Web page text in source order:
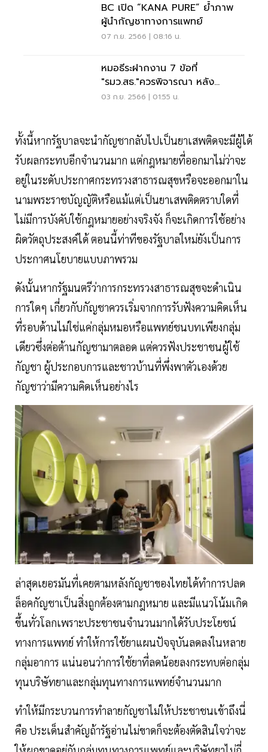
BC เปิด “KANA PURE” ย้ำภาพ
ผู้นำกัญชาทางการแพทย์
07 ก.ย. 2566 | 08:16 น.
หมอธีระฝากงาน 7 ข้อที่
"รมว.สธ."ควรพิจารณา หลัง
ได้"ครม.เศรษฐา1"
03 ก.ย. 2566 | 01:55 น.
ทั้งนี้หากรัฐบาลจะนำกัญชากลับไปเป็นยาเสพติดจะมีผู้ได้
รับผลกระทบอีกจำนวนมาก แต่กฎหมายที่ออกมาไม่ว่าจะ
อยู่ในระดับประกาศกระทรวงสาธารณสุขหรือจะออกมาใน
นามพระราชบัญญัติหรือแม้แต่เป็นยาเสพติดตราบใดที่
ไม่มีการบังคับใช้กฎหมายอย่างจริงจัง ก็จะเกิดการใช้อย่าง
ผิดวัตถุประสงค์ได้ ตอนนี้ท่าทีของรัฐบาลใหม่ยังเป็นการ
ประกาศนโยบายแบบภาพรวม
ดังนั้นหากรัฐมนตรีว่าการกระทรวงสาธารณสุขจะดำเนิน
การใดๆ เกี่ยวกับกัญชาควรเริ่มจากการรับฟังความคิดเห็น
ที่รอบด้านไม่ใช่แค่กลุ่มหมอหรือแพทย์ชนบทเพียงกลุ่ม
เดียวซึ่งต่อต้านกัญชามาตลอด แต่ควรฟังประชาชนผู้ใช้
กัญชา ผู้ประกอบการและชาวบ้านที่พึ่งพาตัวเองด้วย
กัญชาว่ามีความคิดเห็นอย่างไร
ล่าสุดเยอรมันที่เคยตามหลังกัญชาของไทยได้ทำการปลด
ล็อคกัญชาเป็นสิ่งถูกต้องตามกฎหมาย และมีแนวโน้มเกิด
ขึ้นทั่วโลกเพราะประชาชนจำนวนมากได้รับประโยชน์
ทางการแพทย์ ทำให้การใช้ยาแผนปัจจุบันลดลงในหลาย
กลุ่มอาการ แน่นอนว่าการใช้ยาที่ลดน้อยลงกระทบต่อกลุ่ม
ทุนบริษัทยาและกลุ่มทุนทางการแพทย์จำนวนมาก
ทำให้มีกระบวนการทำลายกัญชาไม่ให้ประชาชนเข้าถึงนี่
คือ ประเด็นสำคัญถ้ารัฐอ่านไม่ขาดก็จะต้องตัดสินใจว่าจะ